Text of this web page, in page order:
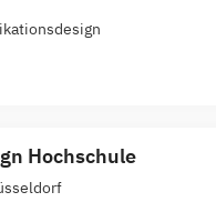
Hochschule